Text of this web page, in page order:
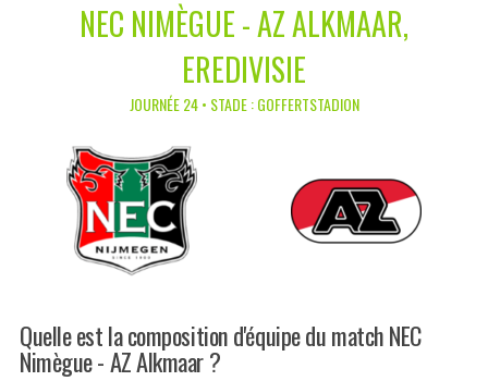
NEC NIMÈGUE - AZ ALKMAAR,
EREDIVISIE
JOURNÉE 24 • STADE : GOFFERTSTADION
Quelle est la composition d'équipe du match NEC
Nimègue - AZ Alkmaar ?